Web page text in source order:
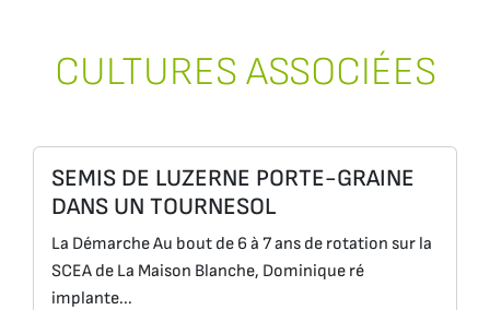
CULTURES ASSOCIÉES
SEMIS DE LUZERNE PORTE-GRAINE
DANS UN TOURNESOL
La Démarche Au bout de 6 à 7 ans de rotation sur la
SCEA de La Maison Blanche, Dominique ré
implante...